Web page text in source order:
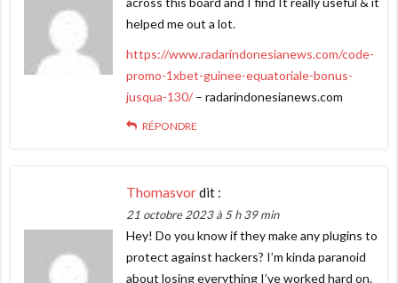
helped me out a lot.
https://www.radarindonesianews.com/code-
promo-1xbet-guinee-equatoriale-bonus-
jusqua-130/ – radarindonesianews.com
RÉPONDRE
Thomasvordit :
21 octobre 2023 à 5 h 39 min
Hey! Do you know if they make any plugins to
protect against hackers? I’m kinda paranoid
about losing everything I’ve worked hard on.